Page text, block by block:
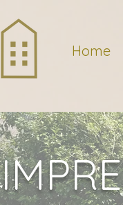
Home